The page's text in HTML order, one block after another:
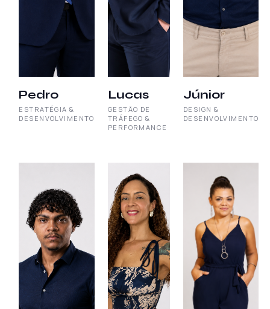
Pedro
ESTRATÉGIA &
DESENVOLVIMENTO
Lucas
GESTÃO DE
TRÁFEGO &
PERFORMANCE
Júnior
DESIGN &
DESENVOLVIMENTO